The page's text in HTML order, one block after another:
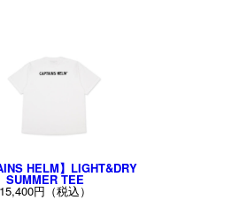
HELM】LIGHT&DRY
SUMMER TEE
15,400円（税込）